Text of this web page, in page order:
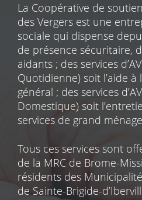
La Coopérative de
des Vergers est une
sociale qui dispense
de présence sécuritaire,
aidants ; des services
Quotidienne) soit l’aide
général ; des services
Domestique) soit
services de grand
Tous ces services sont
de la MRC de Brome-
résidents des
de Sainte-Brigide-